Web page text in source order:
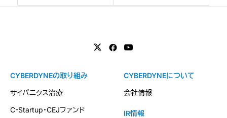
CYBERDYNEの取り組み
サイバニクス治療
C-Startup・CEJファンド
CYBERDYNEについて
会社情報
IR情報